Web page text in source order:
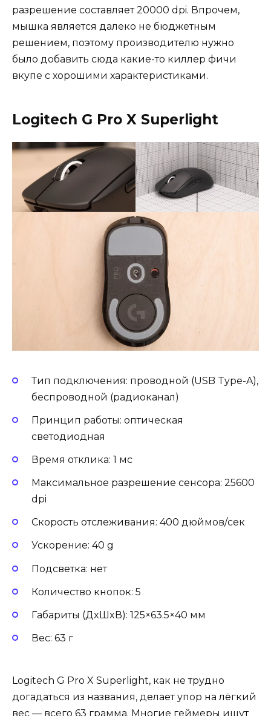
разрешение составляет 20000 dpi. Впрочем,
мышка является далеко не бюджетным
решением, поэтому производителю нужно
было добавить сюда какие-то киллер фичи
вкупе с хорошими характеристиками.
Logitech G Pro X Superlight
Тип подключения: проводной (USB Type-A),
беспроводной (радиоканал)
Принцип работы: оптическая
светодиодная
Время отклика: 1 мс
Максимальное разрешение сенсора: 25600
dpi
Скорость отслеживания: 400 дюймов/сек
Ускорение: 40 g
Подсветка: нет
Количество кнопок: 5
Габариты (ДxШxВ): 125×63.5×40 мм
Вес: 63 г
Logitech G Pro X Superlight, как не трудно
догадаться из названия, делает упор на лёгкий
вес — всего 63 грамма. Многие геймеры ищут